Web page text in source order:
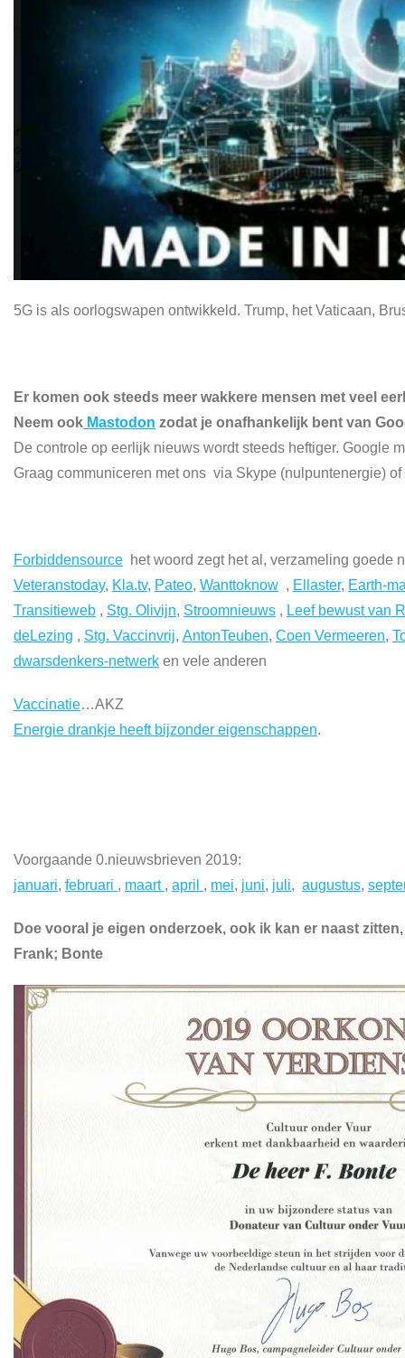
5G is als oorlogswapen ontwikkeld. Trump, het Vaticaan,
Er komen ook steeds meer wakkere mensen met veel
Neem ook Mastodon zodat je onafhankelijk bent van
De controle op eerlijk nieuws wordt steeds heftiger. Google
Graag communiceren met ons via Skype (nulpuntenergie)
Forbiddensource het woord zegt het al, verzameling goede
Veteranstoday, Kla.tv, Pateo, Wanttoknow , Ellaster, Earth-
Transitieweb , Stg. Olivijn, Stroomnieuws , Leef bewust van
deLezing , Stg. Vaccinvrij, AntonTeuben, Coen Vermeeren,
dwarsdenkers-netwerk en vele anderen
Vaccinatie…AKZ
Energie drankje heeft bijzonder eigenschappen.
Voorgaande 0.nieuwsbrieven 2019:
januari, februari , maart , april , mei, juni, juli, augustus,
Doe vooral je eigen onderzoek, ook ik kan er naast
Frank; Bonte